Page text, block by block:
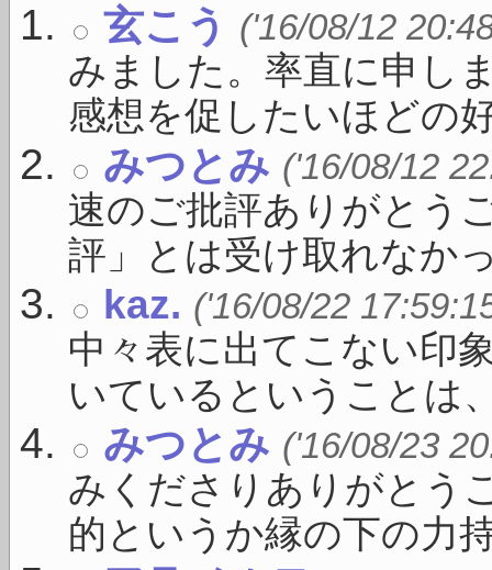
玄こう ('16/08/12
みました。率直に申し
感想を促したいほどの
みつとみ ('16/08/12
速のご批評ありがとう
評」とは受け取れなか
kaz. ('16/08/22
中々表に出てこない印
いているということは
みつとみ ('16/08/23
みくださりありがとう
的というか縁の下の力